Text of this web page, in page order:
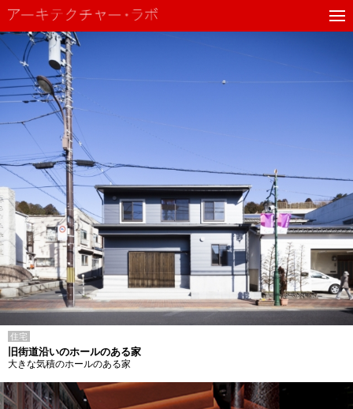
住宅
旧街道沿いのホールのある家
大きな気積のホールのある家